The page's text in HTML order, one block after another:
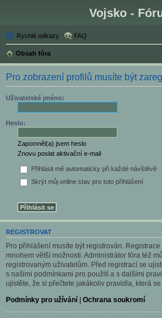
Vojsko -
Rychlé odkazy FAQ
Obsah fóra
Pro zobrazení profilů musíte být
Uživatelské jméno:
Heslo:
Zapomněl(a) jsem heslo
Znovu poslat aktivační e-mail
Přihlásit mě automaticky při každé návštěvě
Skrýt můj online stav pro toto přihlášení
REGISTROVAT
Pro přihlášení musíte být registrován.
mnohem větší možnosti. Administrátor fóra též
registrovaným uživatelům. Před registrací se
s našimi podmínkami pro použití a s dalšími
ujistěte, že si přečtete jakákoliv pravidla, která se
Podmínky pro užívání | Ochrana soukromí